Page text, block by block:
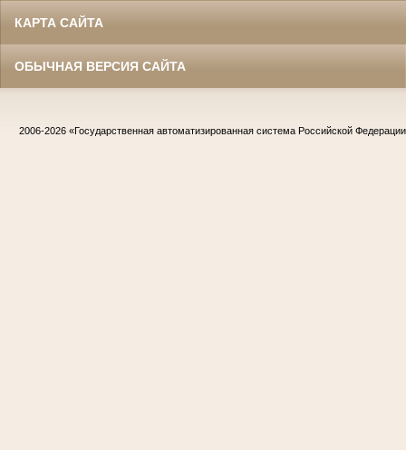
КАРТА САЙТА
ОБЫЧНАЯ ВЕРСИЯ САЙТА
2006-2026 «Государственная автоматизированная система Российской